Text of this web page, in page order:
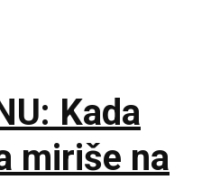
Kada
miriše na